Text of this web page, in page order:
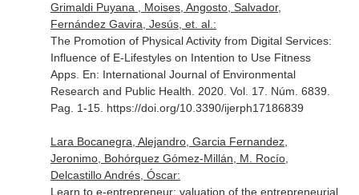
Grimaldi Puyana , Moises, Angosto, Salvador,
Fernández Gavira, Jesús, et. al.:
The Promotion of Physical Activity from Digital Services:
Influence of E-Lifestyles on Intention to Use Fitness
Apps. En: International Journal of Environmental
Research and Public Health . 2020. Vol. 17. Núm. 6839.
Pag. 1-15. https://doi.org/10.3390/ijerph17186839
Lara Bocanegra, Alejandro, Garcia Fernandez,
Jeronimo, Bohórquez Gómez-Millán, M. Rocío,
Delcastillo Andrés, Óscar:
Learn to e-entrepreneur: valuation of the entrepreneurial